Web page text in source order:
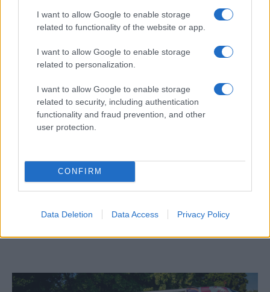
I want to allow Google to enable storage
related to functionality of the website or app.
I want to allow Google to enable storage
related to personalization.
I want to allow Google to enable storage
related to security, including authentication
functionality and fraud prevention, and other
user protection.
CONFIRM
Data Deletion Data Access Privacy Policy
Egy különleges családi járattal 140 új